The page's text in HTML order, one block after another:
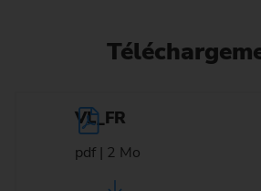
VL_FR
pdf | 2 Mo